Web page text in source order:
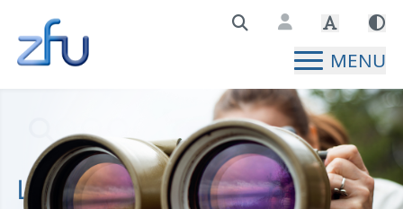
Zentralstelle für Fernunterricht Hauptseite
MENU
Lehrgangssuche